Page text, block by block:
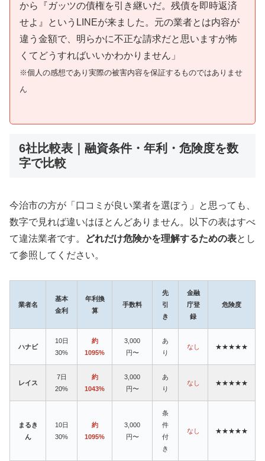
から『ガッツの債権を引き継いだ。残債を即時返済
せよ』というLINEが来ました。元の業者とは内容が
違う金額で、明らかに不正な請求だと思いますが怖
くてどうすればいいかわかりません」
※個人の感想であり実際の被害内容を保証するものではありませ
ん
6社比較表｜融資条件・年利・危険度を数
字で比較
今治市の方が「口コミが良い業者を選ぼう」と思っても、
数字で見れば違いはほとんどありません。以下の表はすべ
て違法業者です。
どれだけ危険かを理解するための表とし
て参照してください。
業者名
基本
金利
年利換
算
手数料
先
引
き
金融
庁登
録
危険度
ハナビ
10日
30%
約
1095%
3,000
円〜
あ
り
なし ★★★★★
レイス
7日
20%
約
1043%
3,000
円〜
あ
り
なし ★★★★★
まるき
ん
10日
30%
約
1095%
3,000
円〜
条
件
付
き
なし ★★★★★